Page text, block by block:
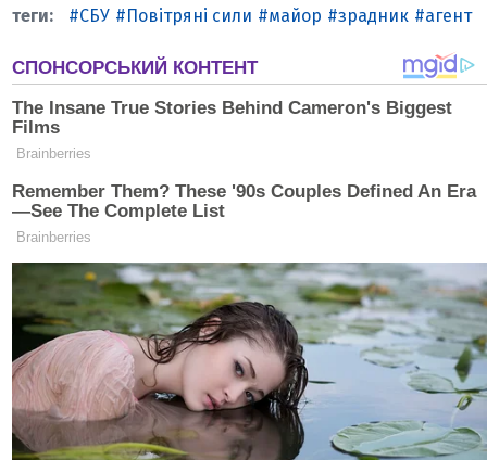
СБУ Повітряні сили майор зрадник агент